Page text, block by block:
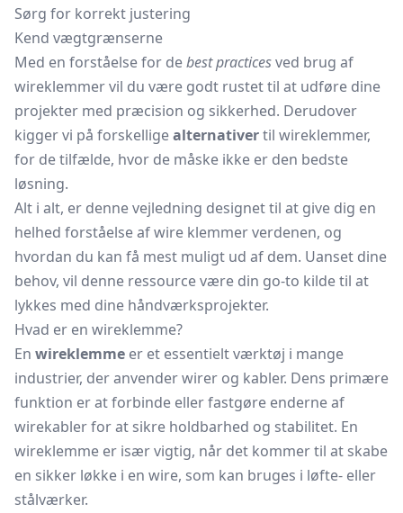
Sørg for korrekt justering
Kend vægtgrænserne
Med en forståelse for debest practicesved brug af
wireklemmer vil du være godt rustet til at udføre dine
projekter med præcision og sikkerhed. Derudover
kigger vi på forskelligealternativertil wireklemmer,
for de tilfælde, hvor de måske ikke er den bedste
løsning.
Alt i alt, er denne vejledning designet til at give dig en
helhed forståelse af wire klemmer verdenen, og
hvordan du kan få mest muligt ud af dem. Uanset dine
behov, vil denne ressource være din go-to kilde til at
lykkes med dine håndværksprojekter.
Hvad er en wireklemme?
En wireklemme er et essentielt værktøj i mange
industrier, der anvender wirer og kabler. Dens primære
funktion er at forbinde eller fastgøre enderne af
wirekabler for at sikre holdbarhed og stabilitet. En
wireklemme er især vigtig, når det kommer til at skabe
en sikker løkke i en wire, som kan bruges i løfte- eller
stålværker.